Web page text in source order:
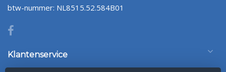
btw-nummer: NL8515.52.584B01
Klantenservice